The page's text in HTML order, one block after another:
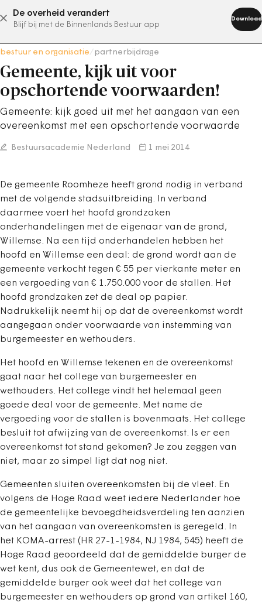
De overheid verandert
Blijf bij met de Binnenlands Bestuur app
Download
abonneer nu
bestuur en organisatie partnerbijdrage
Gemeente, kijk uit voor
opschortende voorwaarden!
Gemeente: kijk goed uit met het aangaan van een
overeenkomst met een opschortende voorwaarde
Bestuursacademie Nederland 1 mei 2014
De gemeente Roomheze heeft grond nodig in verband
met de volgende stadsuitbreiding. In verband
daarmee voert het hoofd grondzaken
onderhandelingen met de eigenaar van de grond,
Willemse. Na een tijd onderhandelen hebben het
hoofd en Willemse een deal: de grond wordt aan de
gemeente verkocht tegen € 55 per vierkante meter en
een vergoeding van € 1.750.000 voor de stallen. Het
hoofd grondzaken zet de deal op papier.
Nadrukkelijk neemt hij op dat de overeenkomst wordt
aangegaan onder voorwaarde van instemming van
burgemeester en wethouders.
Het hoofd en Willemse tekenen en de overeenkomst
gaat naar het college van burgemeester en
wethouders. Het college vindt het helemaal geen
goede deal voor de gemeente. Met name de
vergoeding voor de stallen is bovenmaats. Het college
besluit tot afwijzing van de overeenkomst. Is er een
overeenkomst tot stand gekomen? Je zou zeggen van
niet, maar zo simpel ligt dat nog niet.
Gemeenten sluiten overeenkomsten bij de vleet. En
volgens de Hoge Raad weet iedere Nederlander hoe
de gemeentelijke bevoegdheidsverdeling ten aanzien
van het aangaan van overeenkomsten is geregeld. In
het KOMA-arrest (HR 27-1-1984, NJ 1984, 545) heeft de
Hoge Raad geoordeeld dat de gemiddelde burger de
wet kent, dus ook de Gemeentewet, en dat de
gemiddelde burger ook weet dat het college van
burgemeester en wethouders op grond van artikel 160,